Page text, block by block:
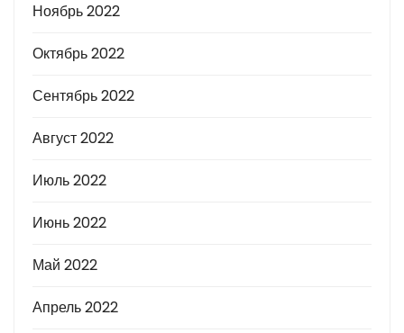
Ноябрь 2022
Октябрь 2022
Сентябрь 2022
Август 2022
Июль 2022
Июнь 2022
Май 2022
Апрель 2022